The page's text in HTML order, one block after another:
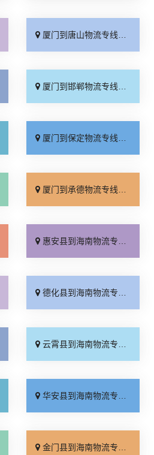
厦门到唐山物流专线_全境派送「收费介绍」
厦门到邯郸物流专线_物流拼车「全境配送」
厦门到保定物流专线_全程直达「高效运输」
厦门到承德物流专线_专业调车「合理收费」
惠安县到海南物流专线_不随意加价「物流拼车」
德化县到海南物流专线_资质齐全「多久时间」
云霄县到海南物流专线_运费多少「来电咨询」
华安县到海南物流专线_零担配货「运保时效」
金门县到海南物流专线_价格实惠「急你所需」